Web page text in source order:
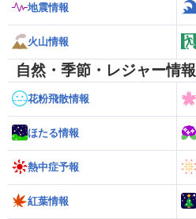
地震情報
火山情報
自然・季節・レジャー情報
花粉飛散情報
ほたる情報
熱中症予報
紅葉情報